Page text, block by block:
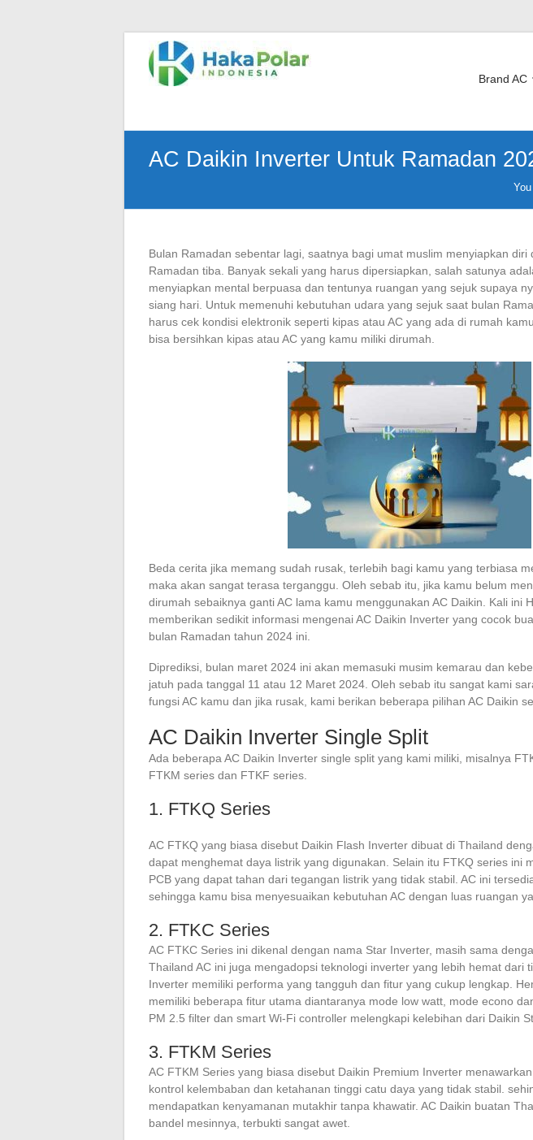
content
Telp
:
:
IG
Brand AC
AC Daikin Inverter Untuk Ramadan
Bulan Ramadan sebentar lagi, saatnya bagi umat muslim menyiapkan diri
Ramadan tiba. Banyak sekali yang harus dipersiapkan, salah satunya
menyiapkan mental berpuasa dan tentunya ruangan yang sejuk supaya
siang hari. Untuk memenuhi kebutuhan udara yang sejuk saat bulan
harus cek kondisi elektronik seperti kipas atau AC yang ada di rumah
bisa bersihkan kipas atau AC yang kamu miliki dirumah.
Beda cerita jika memang sudah rusak, terlebih bagi kamu yang terbiasa
maka akan sangat terasa terganggu. Oleh sebab itu, jika kamu belum
dirumah sebaiknya ganti AC lama kamu menggunakan AC Daikin. Kali ini
memberikan sedikit informasi mengenai AC Daikin Inverter yang cocok
bulan Ramadan tahun 2024 ini.
Diprediksi, bulan maret 2024 ini akan memasuki musim kemarau dan
jatuh pada tanggal 11 atau 12 Maret 2024. Oleh sebab itu sangat kami
fungsi AC kamu dan jika rusak, kami berikan beberapa pilihan AC Daikin
AC Daikin Inverter Single Split
Ada beberapa AC Daikin Inverter single split yang kami miliki, misalnya
FTKM series dan FTKF series.
1. FTKQ Series
AC FTKQ yang biasa disebut Daikin Flash Inverter dibuat di Thailand
dapat menghemat daya listrik yang digunakan. Selain itu FTKQ series ini
PCB yang dapat tahan dari tegangan listrik yang tidak stabil. AC ini
sehingga kamu bisa menyesuaikan kebutuhan AC dengan luas ruangan
2. FTKC Series
AC FTKC Series ini dikenal dengan nama Star Inverter, masih sama
Thailand AC ini juga mengadopsi teknologi inverter yang lebih hemat dari
Inverter memiliki performa yang tangguh dan fitur yang cukup lengkap.
memiliki beberapa fitur utama diantaranya mode low watt, mode econo
PM 2.5 filter dan smart Wi-Fi controller melengkapi kelebihan dari Daikin
3. FTKM Series
AC FTKM Series yang biasa disebut Daikin Premium Inverter
kontrol kelembaban dan ketahanan tinggi catu daya yang tidak stabil.
mendapatkan kenyamanan mutakhir tanpa khawatir. AC Daikin buatan
bandel mesinnya, terbukti sangat awet.